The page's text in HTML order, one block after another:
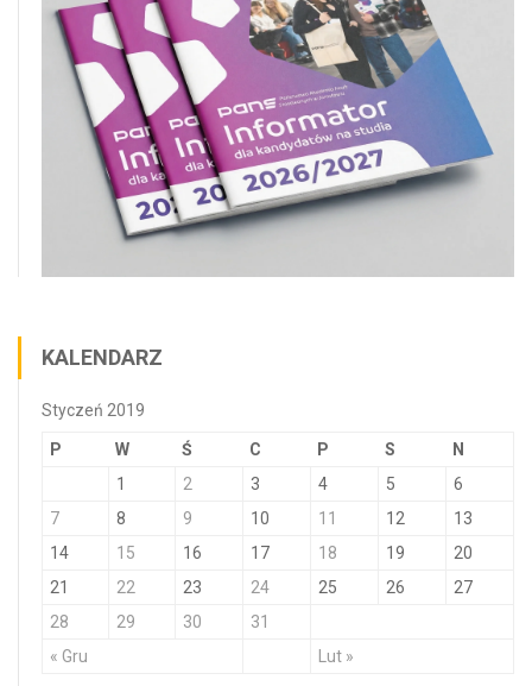
KALENDARZ
Styczeń 2019
P W Ś C P S N
« Gru Lut »
1 2 3 4 5
6
7
8 9 10 11 12
13
14
15 16 17 18 19
20
21
22 23 24 25 26
27
28
29 30 31